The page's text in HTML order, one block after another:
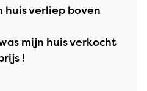
huis verliep boven
mijn huis verkocht
!